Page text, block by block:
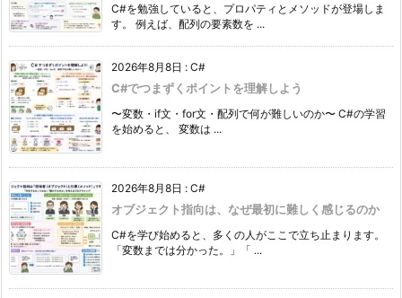
C#を勉強していると、プロパティとメソッドが登場しま
す。 例えば、配列の要素数を ...
2026年8月8日 : C#
C#でつまずくポイントを理解しよう
〜変数・if文・for文・配列で何が難しいのか〜 C#の学習
を始めると、 変数は ...
2026年8月8日 : C#
オブジェクト指向は、なぜ最初に難しく感じるのか
C#を学び始めると、多くの人がここで立ち止まります。
「変数までは分かった。」「 ...